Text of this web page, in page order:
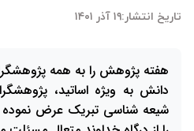
تاریخ انتشار:۱۹ آذر ۱۴۰۱
هفته پژوهش را به همه
دانش به ویژه اساتید،
شیعه شناسی تبریک عرض نموده